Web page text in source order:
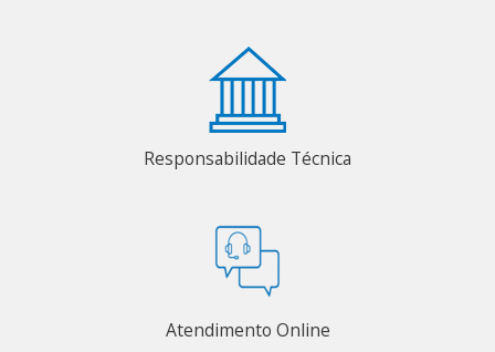
Responsabilidade Técnica
Atendimento Online